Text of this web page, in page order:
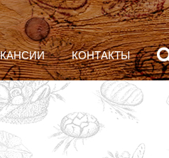
КОНТАКТЫ